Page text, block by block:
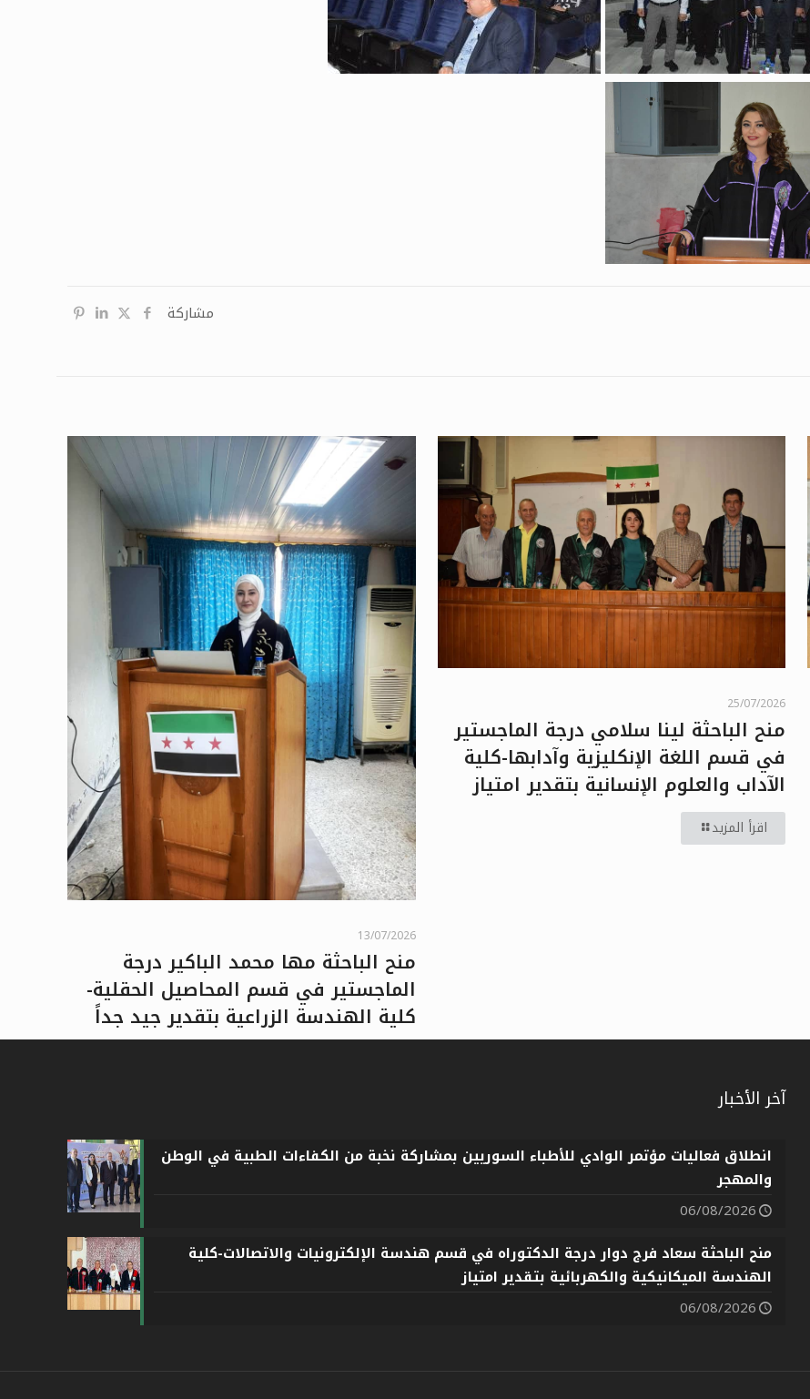
مشاركة
25/07/2026
منح الباحثة لينا سلامي درجة الماجستير
في قسم اللغة الإنكليزية وآدابها-كلية
الآداب والعلوم الإنسانية بتقدير امتياز
اقرأ المزيد
13/07/2026
منح الباحثة مها محمد الباكير درجة
الماجستير في قسم المحاصيل الحقلية-
كلية الهندسة الزراعية بتقدير جيد جداً
آخر الأخبار
انطلاق فعاليات مؤتمر الوادي للأطباء السوريين بمشاركة نخبة من الكفاءات الطبية في الوطن
والمهجر
06/08/2026
منح الباحثة سعاد فرج دوار درجة الدكتوراه في قسم هندسة الإلكترونيات والاتصالات-كلية
الهندسة الميكانيكية والكهربائية بتقدير امتياز
06/08/2026